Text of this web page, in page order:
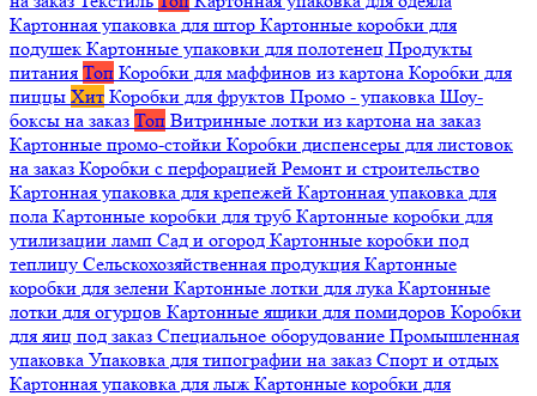
Картонная упаковка для штор Картонные коробки для
подушек Картонные упаковки для полотенец Продукты
питания Топ Коробки для маффинов из картона Коробки для
пиццы Хит Коробки для фруктов Промо - упаковка Шоу-
боксы на заказ Топ Витринные лотки из картона на заказ
Картонные промо-стойки Коробки диспенсеры для листовок
на заказ Коробки с перфорацией Ремонт и строительство
Картонная упаковка для крепежей Картонная упаковка для
пола Картонные коробки для труб Картонные коробки для
утилизации ламп Сад и огород Картонные коробки под
теплицу Сельскохозяйственная продукция Картонные
коробки для зелени Картонные лотки для лука Картонные
лотки для огурцов Картонные ящики для помидоров Коробки
для яиц под заказ Специальное оборудование Промышленная
упаковка Упаковка для типографии на заказ Спорт и отдых
Картонная упаковка для лыж Картонные коробки для